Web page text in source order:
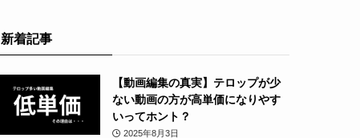
新着記事
【動画編集の真実】テロップが少
ない動画の方が高単価になりやす
いってホント？
2025年8月3日